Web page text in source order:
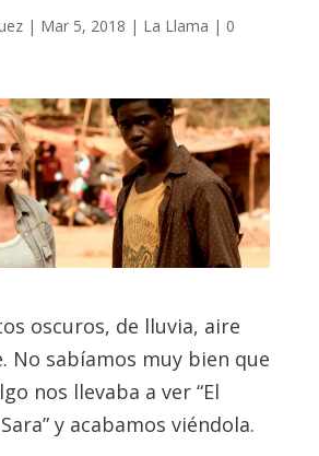
| Mar 5, 2018 | La Llama | 0
oscuros, de lluvia, aire
No sabíamos muy bien que
nos llevaba a ver “El
y acabamos viéndola.